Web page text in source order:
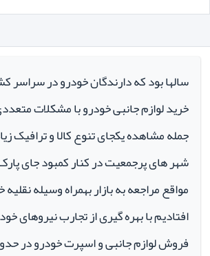
سالها بود که دارندگان خودرو در سراسر
خرید لوازم جانبی خودرو با مشکلات
جمله مشاهده یکجای تنوع کالا و ترافیک
شهر های پرجمعیت در کنار کمبود جای
مواقع مراجعه به بازار بهمراه وسیله
افتادیم با بهره گیری از تجارب نیروهای